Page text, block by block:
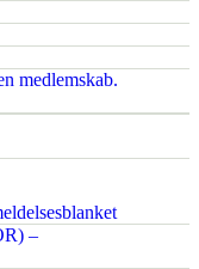
medlemskab.
–